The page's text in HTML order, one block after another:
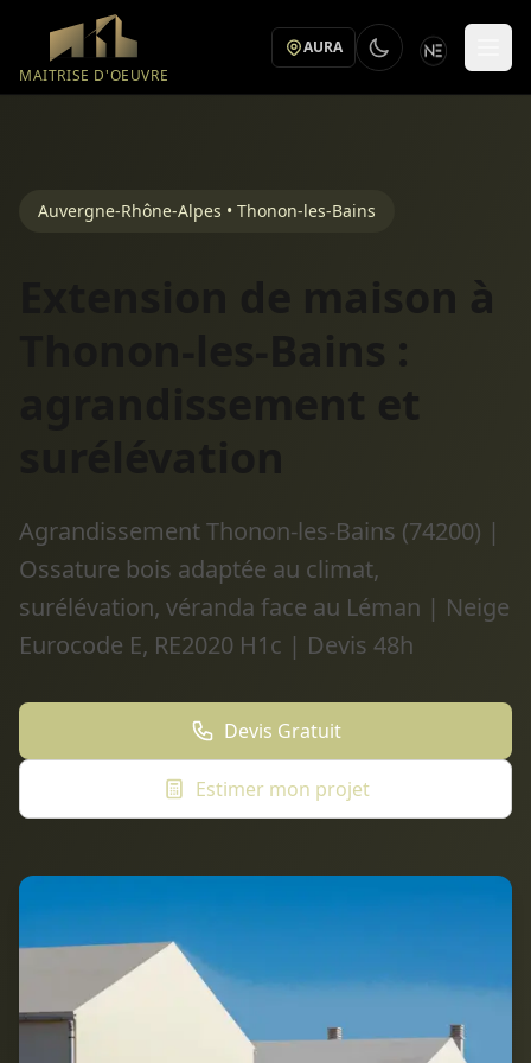
Aller au contenu principal
MAITRISE D'OEUVRE
AURA
Auvergne-Rhône-Alpes • Thonon-les-Bains
Agrandissement Thonon-les-Bains (74200) |
Ossature bois adaptée au climat,
surélévation, véranda face au Léman | Neige
Eurocode E, RE2020 H1c | Devis 48h
Devis Gratuit
Estimer mon projet